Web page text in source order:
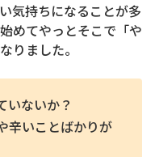
気持ちになることが多
めてやっとそこで「や
りました。
いないか？
辛いことばかりが